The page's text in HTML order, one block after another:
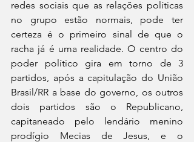
redes sociais que as relações políticas
no grupo estão normais, pode ter
certeza é o primeiro sinal de que o
racha já é uma realidade. O centro do
poder político gira em torno de 3
partidos, após a capitulação do União
Brasil/RR a base do governo, os outros
dois partidos são o Republicano,
capitaneado pelo lendário menino
prodígio Mecias de Jesus, e o